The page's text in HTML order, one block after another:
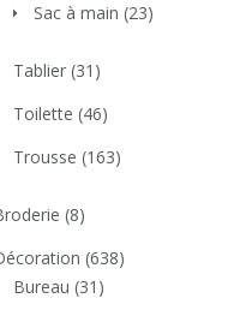
Sac à main (23)
Tablier (31)
Toilette (46)
Trousse (163)
(8)
(638)
Bureau (31)